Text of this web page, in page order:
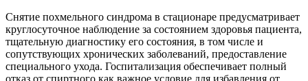
Снятие похмельного синдрома в стационаре предусматривает
круглосуточное наблюдение за состоянием здоровья пациента,
тщательную диагностику его состояния, в том числе и
сопутствующих хронических заболеваний, предоставление
специального ухода. Госпитализация обеспечивает полный
отказ от спиртного как важное условие для избавления от